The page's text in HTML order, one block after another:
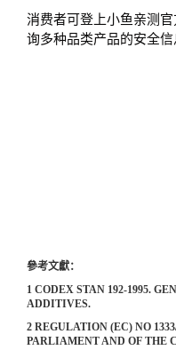
消费者可登上小鱼亲测
询多种品类产品的安全信
參考文獻：
1 CODEX STAN 192-1995.
ADDITIVES.
2 REGULATION (EC) NO
PARLIAMENT AND OF THE